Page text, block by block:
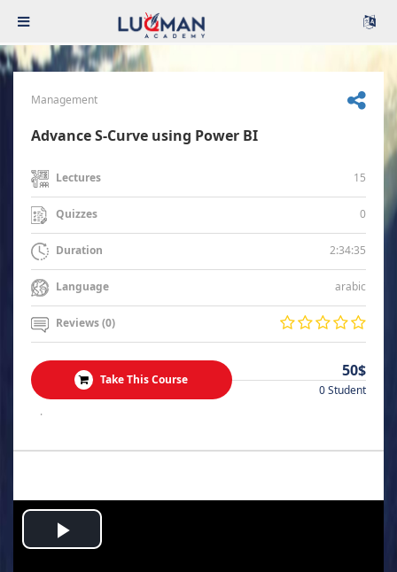
Management
Advance S-Curve using Power BI
Lectures 15
Quizzes 0
Duration 2:34:35
Language arabic
Reviews (0)
Take This Course 50$
0 Student
.
Play